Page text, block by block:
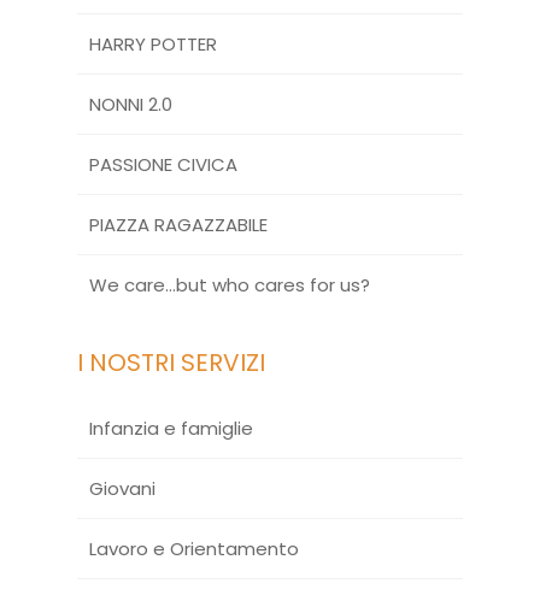
HARRY POTTER
NONNI 2.0
PASSIONE CIVICA
PIAZZA RAGAZZABILE
We care…but who cares for us?
I NOSTRI SERVIZI
Infanzia e famiglie
Giovani
Lavoro e Orientamento